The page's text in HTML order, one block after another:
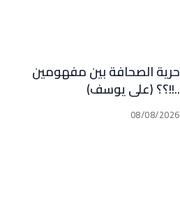
حرية الصحافة بين مفهومين
..!!؟؟ (علي يوسف)
08/08/2026